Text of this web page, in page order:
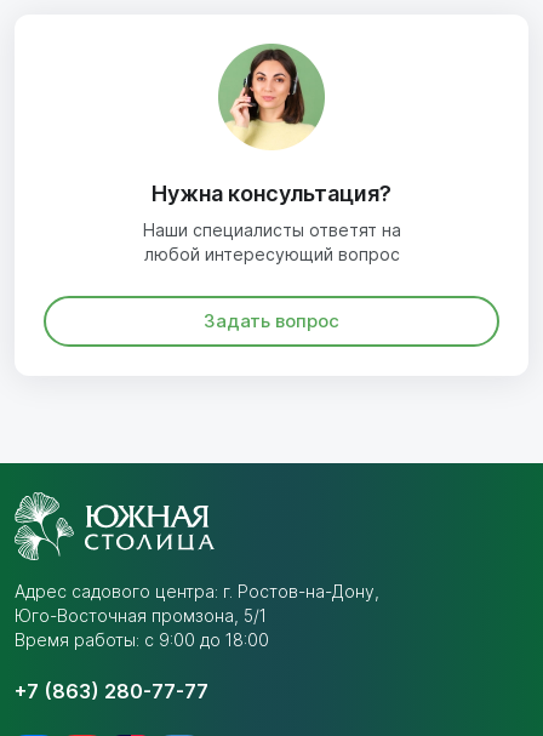
Нужна консультация?
Наши специалисты ответят на
любой интересующий вопрос
Задать вопрос
Адрес садового центра: г. Ростов-на-Дону,
Юго-Восточная промзона, 5/1
Время работы: с 9:00 до 18:00
+7 (863) 280-77-77